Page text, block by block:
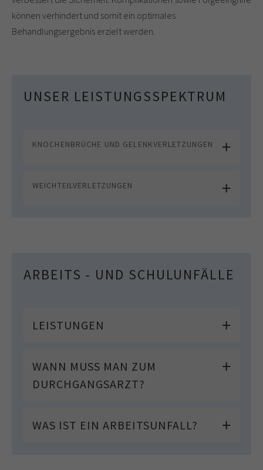
können verhindert und somit ein optimales
Behandlungsergebnis erzielt werden.
UNSER LEISTUNGSSPEKTRUM
KNOCHENBRÜCHE UND GELENKVERLETZUNGEN
WEICHTEILVERLETZUNGEN
ARBEITS - UND SCHULUNFÄLLE
LEISTUNGEN
WANN MUSS MAN ZUM
DURCHGANGSARZT?
WAS IST EIN ARBEITSUNFALL?